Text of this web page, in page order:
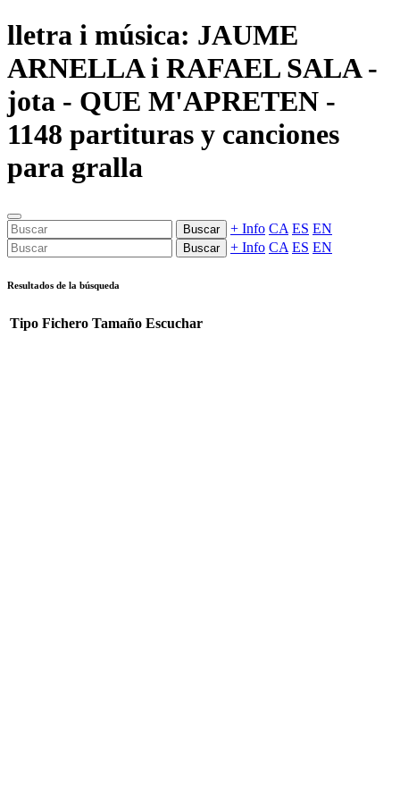
lletra i música: JAUME
ARNELLA i RAFAEL SALA -
jota - QUE M'APRETEN -
1148 partituras y canciones
para gralla
Buscar + Info CA ES EN
Buscar + Info CA ES EN
Resultados de la búsqueda
Tipo Fichero Tamaño Escuchar